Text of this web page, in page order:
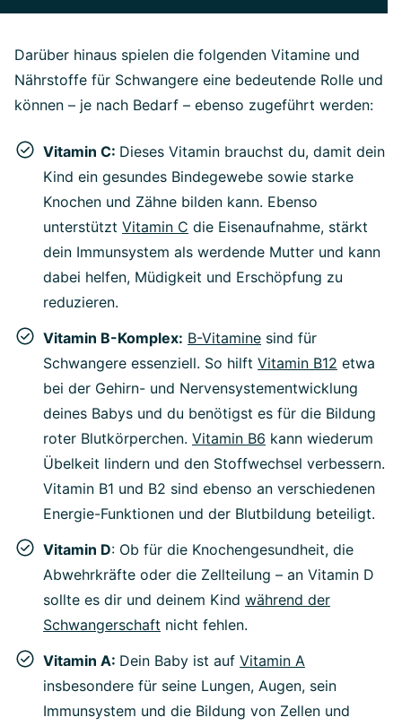
Darüber hinaus spielen die folgenden Vitamine und
Nährstoffe für Schwangere eine bedeutende Rolle und
können – je nach Bedarf – ebenso zugeführt werden:
Vitamin C: Dieses Vitamin brauchst du, damit dein
Kind ein gesundes Bindegewebe sowie starke
Knochen und Zähne bilden kann. Ebenso
unterstützt Vitamin C die Eisenaufnahme, stärkt
dein Immunsystem als werdende Mutter und kann
dabei helfen, Müdigkeit und Erschöpfung zu
reduzieren.
Vitamin B-Komplex: B-Vitamine sind für
Schwangere essenziell. So hilft Vitamin B12 etwa
bei der Gehirn- und Nervensystementwicklung
deines Babys und du benötigst es für die Bildung
roter Blutkörperchen. Vitamin B6 kann wiederum
Übelkeit lindern und den Stoffwechsel verbessern.
Vitamin B1 und B2 sind ebenso an verschiedenen
Energie-Funktionen und der Blutbildung beteiligt.
Vitamin D: Ob für die Knochengesundheit, die
Abwehrkräfte oder die Zellteilung – an Vitamin D
sollte es dir und deinem Kind während der
Schwangerschaft nicht fehlen.
Vitamin A: Dein Baby ist auf Vitamin A
insbesondere für seine Lungen, Augen, sein
Immunsystem und die Bildung von Zellen und